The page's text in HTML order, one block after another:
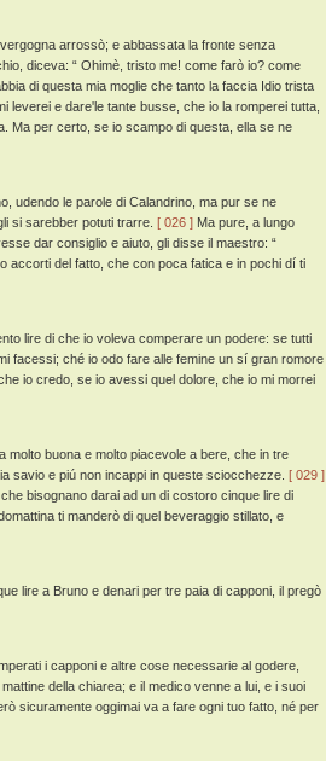
arrossò; e abbassata la fronte senza
diceva: “ Ohimè, tristo me! come farò io? come
di questa mia moglie che tanto la faccia Idio trista
e dare'le tante busse, che io la romperei tutta,
Ma per certo, se io scampo di questa, ella se ne
udendo le parole di Calandrino, ma pur se ne
si sarebber potuti trarre. [ 026 ] Ma pure, a lungo
dar consiglio e aiuto, gli disse il maestro: “
accorti del fatto, che con poca fatica e in pochi dí ti
lire di che io voleva comperare un podere: se tutti
facessi; ché io odo fare alle femine un sí gran romore
io credo, se io avessi quel dolore, che io mi morrei
molto buona e molto piacevole a bere, che in tre
savio e piú non incappi in queste sciocchezze. [ 029 ]
bisognano darai ad un di costoro cinque lire di
ti manderò di quel beveraggio stillato, e
lire a Bruno e denari per tre paia di capponi, il pregò
i capponi e altre cose necessarie al godere,
della chiarea; e il medico venne a lui, e i suoi
sicuramente oggimai va a fare ogni tuo fatto, né per